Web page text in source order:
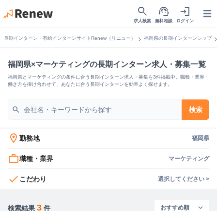
search
求人検索
support_agent
無料相談
login
ログイン
長期インターン・有給インターンサイトRenew（リニュー） chevron_right 福岡県の長期インターンシップ
福岡県×マーケティングの長期インターン求人・募集一覧
福岡県とマーケティングの条件に合う長期インターン求人・募集を3件掲載中。職種・業界・
働き方を掛け合わせて、あなたに合う長期インターンを効率よく探せます。
search 検索
location_on 勤務地 福岡県
work_outline職種・業界 マーケティング
check こだわり 選択してください >
検索結果 3 件